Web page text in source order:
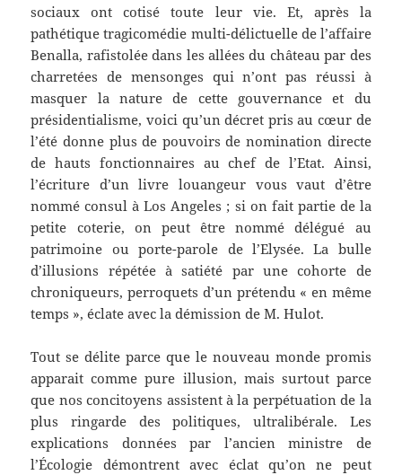
sociaux ont cotisé toute leur vie. Et, après la
pathétique tragicomédie multi-délictuelle de l’affaire
Benalla, rafistolée dans les allées du château par des
charretées de mensonges qui n’ont pas réussi à
masquer la nature de cette gouvernance et du
présidentialisme, voici qu’un décret pris au cœur de
l’été donne plus de pouvoirs de nomination directe
de hauts fonctionnaires au chef de l’Etat. Ainsi,
l’écriture d’un livre louangeur vous vaut d’être
nommé consul à Los Angeles ; si on fait partie de la
petite coterie, on peut être nommé délégué au
patrimoine ou porte-parole de l’Elysée. La bulle
d’illusions répétée à satiété par une cohorte de
chroniqueurs, perroquets d’un prétendu « en même
temps », éclate avec la démission de M. Hulot.
Tout se délite parce que le nouveau monde promis
apparait comme pure illusion, mais surtout parce
que nos concitoyens assistent à la perpétuation de la
plus ringarde des politiques, ultralibérale. Les
explications données par l’ancien ministre de
l’Écologie démontrent avec éclat qu’on ne peut